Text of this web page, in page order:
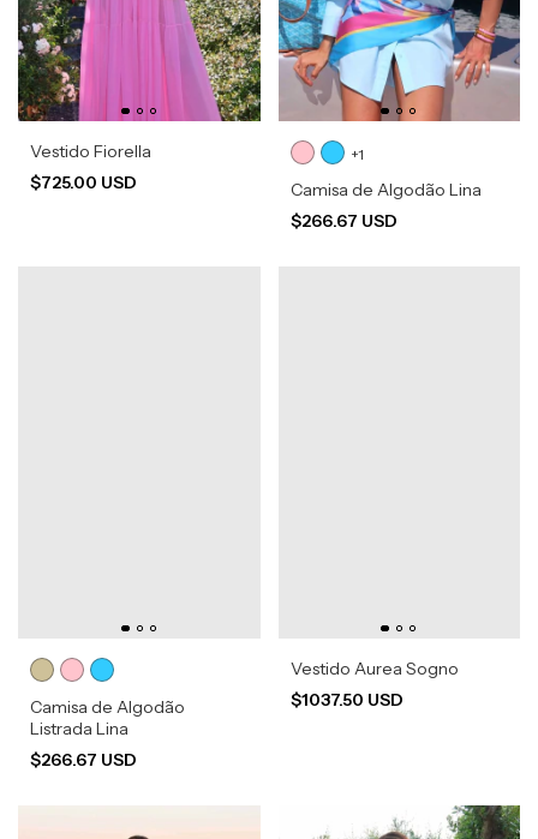
Vestido Fiorella
$725.00 USD
+1
Camisa de Algodão Lina
$266.67 USD
Camisa de Algodão
Listrada Lina
$266.67 USD
Vestido Aurea Sogno
$1037.50 USD